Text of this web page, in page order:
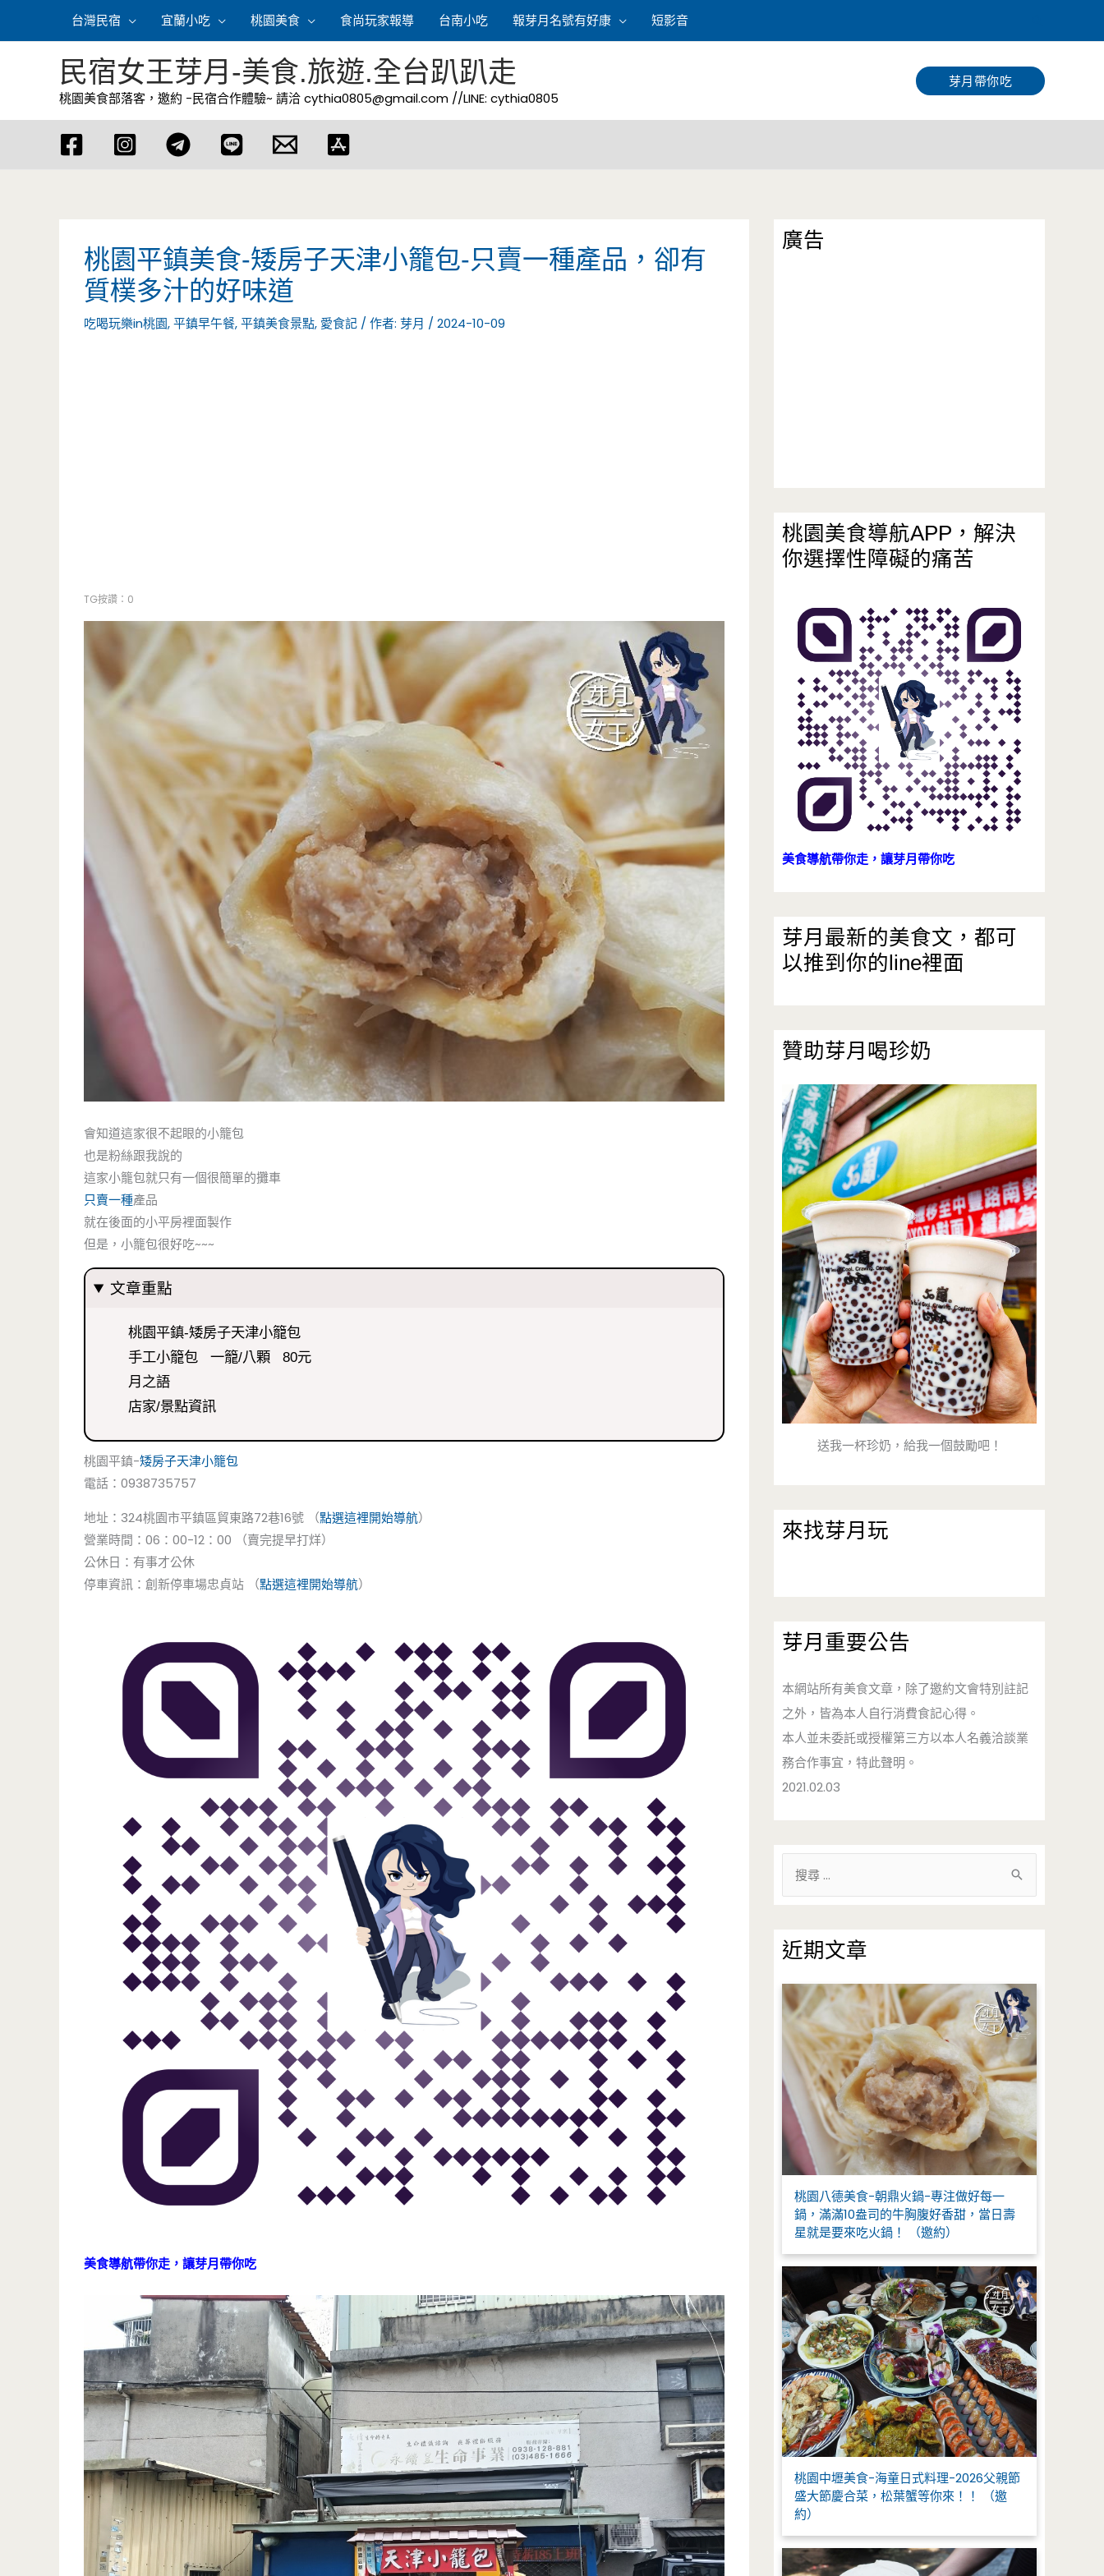
容
台灣民宿 宜蘭小吃 桃園美食 食尚玩家報導 台南小吃 報芽月名號有好康 短影音
尋
民宿女王芽月-美食.旅遊.全台趴趴走
桃園美食部落客，邀約 -民宿合作體驗~ 請洽cythia0805@gmail.com //LINE: cythia0805
芽月帶你吃
桃園平鎮美食-矮房子天津小籠包-只賣一種產品，卻有
質樸多汁的好味道
吃喝玩樂in桃園,平鎮早午餐,平鎮美食景點, 愛食記 / 作者: 芽月 / 2024-10-09
TG按讚：0
會知道這家很不起眼的小籠包
也是粉絲跟我說的
這家小籠包就只有一個很簡單的攤車
只賣一種產品
就在後面的小平房裡面製作
但是，小籠包很好吃~~~
文章重點
桃園平鎮-矮房子天津小籠包
手工小籠包 一籠/八顆 80元
月之語
店家/景點資訊
桃園平鎮-矮房子天津小籠包
電話：0938735757
地址：324桃園市平鎮區貿東路72巷16號 （點選這裡開始導航）
營業時間：06：00-12：00 （賣完提早打烊）
公休日：有事才公休
停車資訊：創新停車場忠貞站 （點選這裡開始導航）
美食導航帶你走，讓芽月帶你吃
廣告
桃園美食導航APP，解決
你選擇性障礙的痛苦
美食導航帶你走，讓芽月帶你吃
芽月最新的美食文，都可
以推到你的line裡面
贊助芽月喝珍奶
送我一杯珍奶，給我一個鼓勵吧！
來找芽月玩
芽月重要公告
本網站所有美食文章，除了邀約文會特別註記
之外，皆為本人自行消費食記心得。
本人並未委託或授權第三方以本人名義洽談業
務合作事宜，特此聲明。
2021.02.03
鍵
字
:
近期文章
桃園八德美食-朝鼎火鍋-專注做好每一
鍋，滿滿10盎司的牛胸腹好香甜，當日壽
星就是要來吃火鍋！ （邀約）
桃園中壢美食-海童日式料理-2026父親節
盛大節慶合菜，松葉蟹等你來！！ （邀
約）